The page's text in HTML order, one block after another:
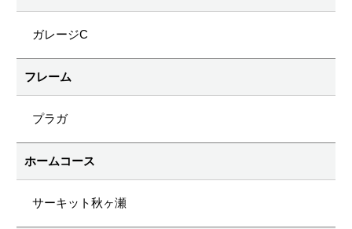
ガレージC
フレーム
プラガ
ホームコース
サーキット秋ヶ瀬